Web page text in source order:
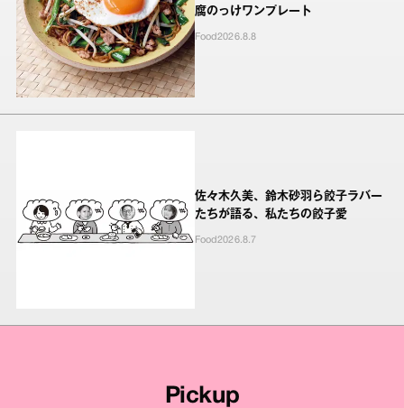
腐のっけワンプレート
Food2026.8.8
佐々木久美、鈴木砂羽ら餃子ラバー
たちが語る、私たちの餃子愛
Food2026.8.7
Pickup